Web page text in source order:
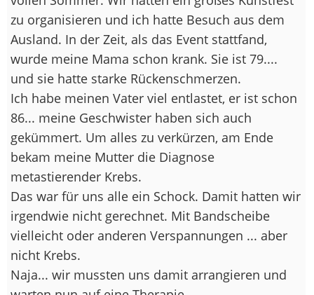
zu organisieren und ich hatte Besuch aus dem
Ausland. In der Zeit, als das Event stattfand,
wurde meine Mama schon krank. Sie ist 79....
und sie hatte starke Rückenschmerzen.
Ich habe meinen Vater viel entlastet, er ist schon
86... meine Geschwister haben sich auch
gekümmert. Um alles zu verkürzen, am Ende
bekam meine Mutter die Diagnose
metastierender Krebs.
Das war für uns alle ein Schock. Damit hatten wir
irgendwie nicht gerechnet. Mit Bandscheibe
vielleicht oder anderen Verspannungen ... aber
nicht Krebs.
Naja... wir mussten uns damit arrangieren und